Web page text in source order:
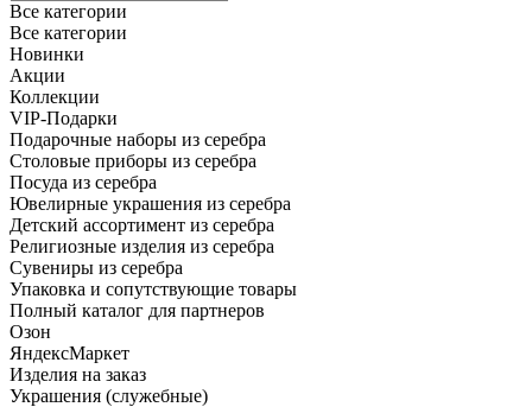
Все категории
Все категории
Новинки
Акции
Коллекции
VIP-Подарки
Подарочные наборы из серебра
Столовые приборы из серебра
Посуда из серебра
Ювелирные украшения из серебра
Детский ассортимент из серебра
Религиозные изделия из серебра
Сувениры из серебра
Упаковка и сопутствующие товары
Полный каталог для партнеров
Озон
ЯндексМаркет
Изделия на заказ
Украшения (служебные)